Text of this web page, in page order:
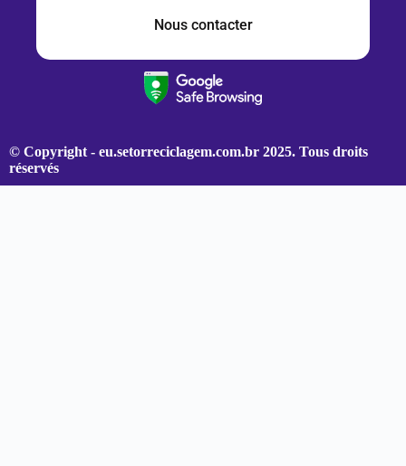
Nous contacter
© Copyright - eu.setorreciclagem.com.br 2025. Tous droits
réservés